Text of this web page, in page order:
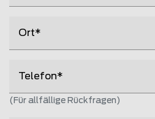
Ort
Telefon
(Für allfällige Rückfragen)